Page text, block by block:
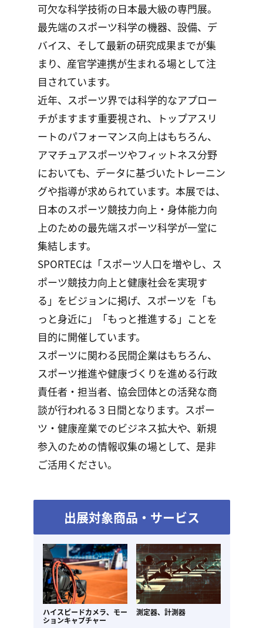
可欠な科学技術の日本最大級の専門展。
最先端のスポーツ科学の機器、設備、デ
バイス、そして最新の研究成果までが集
まり、産官学連携が生まれる場として注
目されています。
近年、スポーツ界では科学的なアプロー
チがますます重要視され、トップアスリ
ートのパフォーマンス向上はもちろん、
アマチュアスポーツやフィットネス分野
においても、データに基づいたトレーニン
グや指導が求められています。本展では、
日本のスポーツ競技力向上・身体能力向
上のための最先端スポーツ科学が一堂に
集結します。
SPORTECは「スポーツ人口を増やし、ス
ポーツ競技力向上と健康社会を実現す
る」をビジョンに掲げ、スポーツを「も
っと身近に」「もっと推進する」ことを
目的に開催しています。
スポーツに関わる民間企業はもちろん、
スポーツ推進や健康づくりを進める行政
責任者・担当者、協会団体との活発な商
談が行われる３日間となります。スポー
ツ・健康産業でのビジネス拡大や、新規
参入のための情報収集の場として、是非
ご活用ください。
出展対象商品・サービス
ハイスピードカメラ、 モー
ションキャプチャー
測定器、計測器